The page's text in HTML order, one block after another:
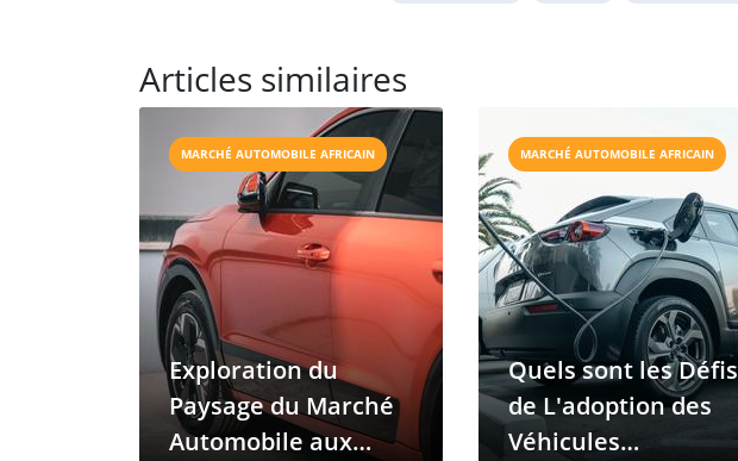
Articles similaires
MARCHÉ AUTOMOBILE AFRICAIN
Exploration du
Paysage du Marché
Automobile aux
MARCHÉ AUTOMOBILE AFRICAIN
Quels sont les Défis
de L'adoption des
Véhicules